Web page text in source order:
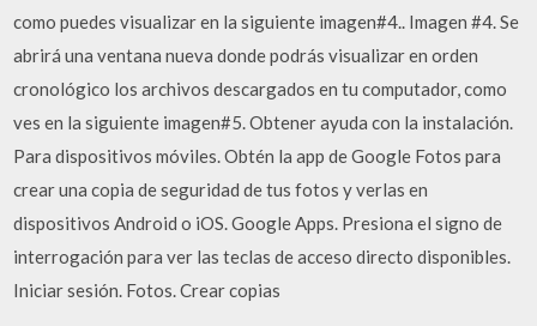
como puedes visualizar en la siguiente imagen#4.. Imagen #4. Se
abrirá una ventana nueva donde podrás visualizar en orden
cronológico los archivos descargados en tu computador, como
ves en la siguiente imagen#5. Obtener ayuda con la instalación.
Para dispositivos móviles. Obtén la app de Google Fotos para
crear una copia de seguridad de tus fotos y verlas en
dispositivos Android o iOS. Google Apps. Presiona el signo de
interrogación para ver las teclas de acceso directo disponibles.
Iniciar sesión. Fotos. Crear copias